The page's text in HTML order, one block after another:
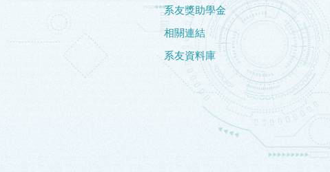
系友獎助學金
相關連結
系友資料庫